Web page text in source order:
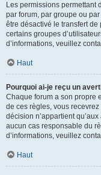
Les permissions permettant
par forum, par groupe ou
être désactivé le transfert
certains groupes
d’informations, veuillez
Haut
Pourquoi ai-je reçu un
Chaque forum a son propre
de ces règles, vous
décision n’appartient
aucun cas responsable du
d’informations, veuillez
Haut